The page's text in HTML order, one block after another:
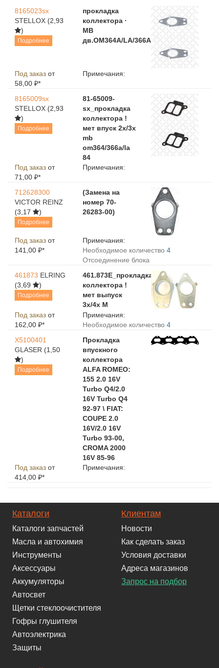
8165023sx
STELLOX (2,93
)
Подробнее
прокладка
коллектора ·
MB
дв.OM364A/LA/366A/LA
Под заказ от
58,00 ₽*
Примечания:
8165009sx
STELLOX (2,93
)
Подробнее
81-65009-
sx_прокладка
коллектора !
мет впуск 2x/3x
mb
om364/366a/la
84
Под заказ от
71,00 ₽*
Примечания:
712628300
VICTOR REINZ
(3,17
)
Подробнее
(Замена на
номер 70-
26283-00)
Под заказ от
141,00 ₽*
Примечания:
Необходимое количество 4
Отсоединение блока
461873 ELRING
(3,69
)
Подробнее
461.873E_прокладка
коллектора !
мет выпуск
3x/4x M
Под заказ от
162,00 ₽*
Примечания:
Необходимое количество 4
X5100401
GLASER (1,50
)
Подробнее
Прокладка
впускного
коллектора
ALFA ROMEO:
155 2.0 16V
Turbo Q4/2.0
16V Turbo Q4
92-97 \ FIAT:
COUPE 2.0
16V/2.0 16V
Turbo 93-00,
CROMA 2000
16V 85-96
Под заказ от
414,00 ₽*
Примечания:
Каталоги
Каталоги запчастей
Масла и автохимия
Инструменты
Аксессуары
Аккумуляторы
Автосвет
Щетки стеклоочистителя
Гофры глушителя
Автоэлектрика
Защиты
Клиентам
Новости
Как сделать заказ
Условия доставки
Адреса магазинов
Запрос на подбор